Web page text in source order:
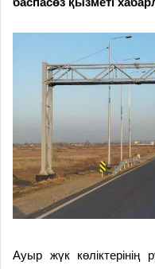
Ауыр жүк көліктерінің